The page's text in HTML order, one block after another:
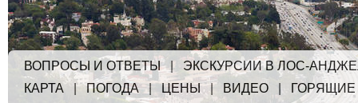
ВОПРОСЫ И ОТВЕТЫ| ЭКСКУРСИИ В ЛОС-
КАРТА|ПОГОДА | ЦЕНЫ| ВИДЕО ГОРЯЩИЕ